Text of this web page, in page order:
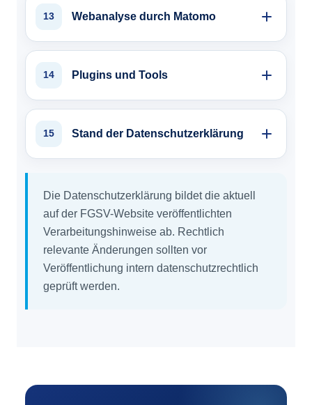
13 Webanalyse durch Matomo
14 Plugins und Tools
15 Stand der Datenschutzerklärung
Die Datenschutzerklärung bildet die aktuell
auf der FGSV-Website veröffentlichten
Verarbeitungshinweise ab. Rechtlich
relevante Änderungen sollten vor
Veröffentlichung intern datenschutzrechtlich
geprüft werden.